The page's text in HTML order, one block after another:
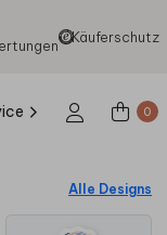
Käuferschutz
0
Alle Designs